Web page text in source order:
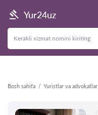
Yur24uz
Bosh sahifa Yuristlar va advokatlar
Orqaga